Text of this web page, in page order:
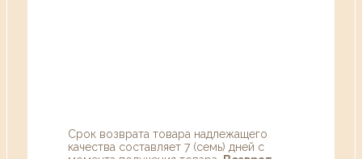
Срок возврата товара надлежащего
качества составляет 7 (семь) дней с